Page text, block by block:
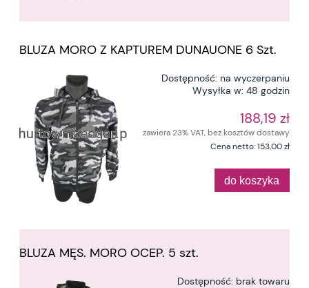
BLUZA MORO Z KAPTUREM DUNAUONE 6 Szt.
Dostępność: na wyczerpaniu
Wysyłka w: 48 godzin
188,19 zł
zawiera 23% VAT, bez kosztów dostawy
Cena netto:153,00 zł
do koszyka
BLUZA MĘS. MORO OCEP. 5 szt.
Dostępność: brak towaru